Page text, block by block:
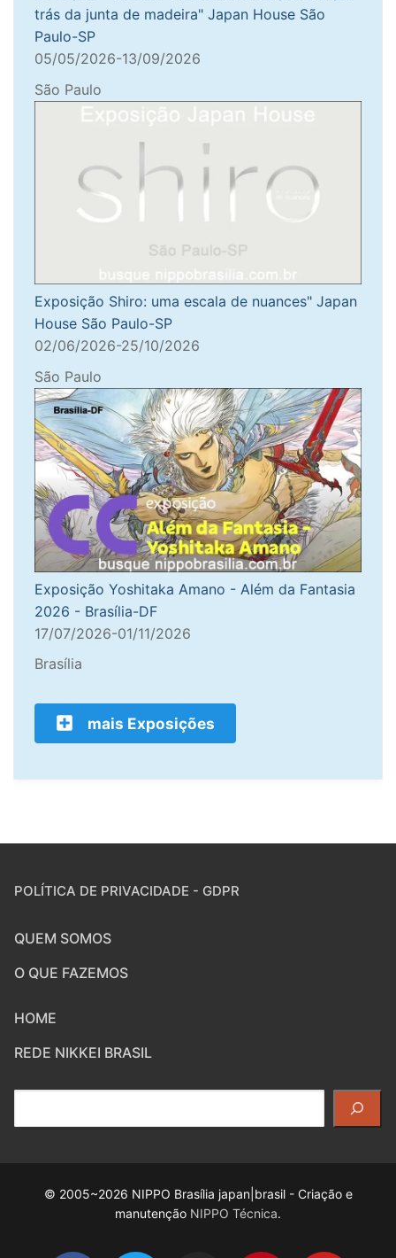
trás da junta de madeira" Japan House São
Paulo-SP
05/05/2026-13/09/2026
São Paulo
Exposição Shiro: uma escala de nuances" Japan
House São Paulo-SP
02/06/2026-25/10/2026
São Paulo
Exposição Yoshitaka Amano - Além da Fantasia
2026 - Brasília-DF
17/07/2026-01/11/2026
Brasília
mais Exposições
POLÍTICA DE PRIVACIDADE - GDPR
QUEM SOMOS
O QUE FAZEMOS
HOME
REDE NIKKEI BRASIL
© 2005~2026 NIPPO Brasília japan|brasil - Criação e
manutenção NIPPO Técnica.